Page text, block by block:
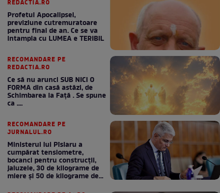
REDACTIA.RO
Profetul Apocalipsei,
previziune cutremuratoare
pentru final de an. Ce se va
intampla cu LUMEA e TERIBIL
RECOMANDARE PE
REDACTIA.RO
Ce să nu arunci SUB NICI O
FORMA din casă astăzi, de
Schimbarea la Față . Se spune
ca ....
RECOMANDARE PE
JURNALUL.RO
Ministerul lui Pîslaru a
cumpărat tensiometre,
bocanci pentru construcții,
jaluzele, 30 de kilograme de
miere și 50 de kilograme de